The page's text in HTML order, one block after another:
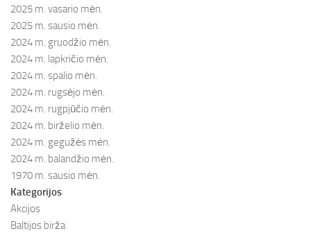
2025 m. vasario mėn.
2025 m. sausio mėn.
2024 m. gruodžio mėn.
2024 m. lapkričio mėn.
2024 m. spalio mėn.
2024 m. rugsėjo mėn.
2024 m. rugpjūčio mėn.
2024 m. birželio mėn.
2024 m. gegužės mėn.
2024 m. balandžio mėn.
1970 m. sausio mėn.
Kategorijos
Akcijos
Baltijos birža